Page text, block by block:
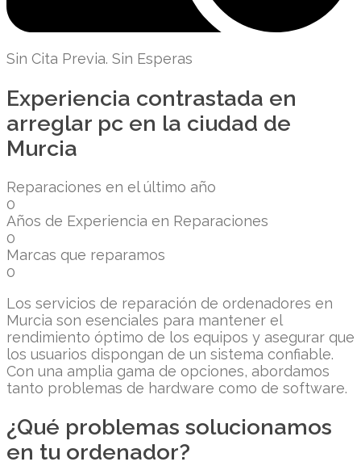
Sin Cita Previa. Sin Esperas
Experiencia contrastada en
arreglar pc en la ciudad de
Murcia
Reparaciones en el último año
0
Años de Experiencia en Reparaciones
0
Marcas que reparamos
0
Los servicios de reparación de ordenadores en
Murcia son esenciales para mantener el
rendimiento óptimo de los equipos y asegurar que
los usuarios dispongan de un sistema confiable.
Con una amplia gama de opciones, abordamos
tanto problemas de hardware como de software.
¿Qué problemas solucionamos
en tu ordenador?